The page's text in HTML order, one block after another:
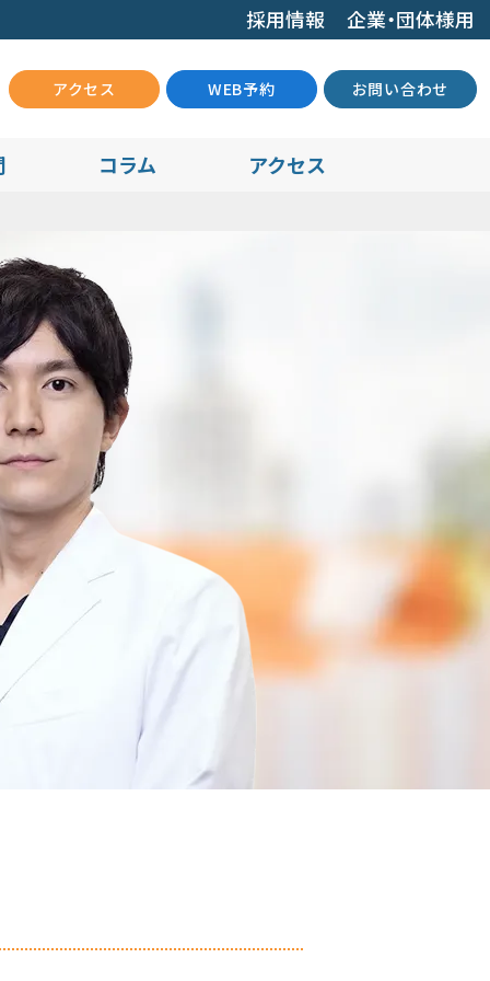
採用情報 企業・団体様用
アクセス WEB予約 お問い合わせ
コラム アクセス